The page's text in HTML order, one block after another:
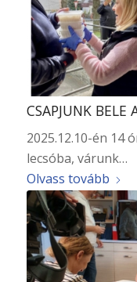
CSAPJUNK BELE
2025.12.10-én 14
lecsóba, várunk…
Olvass tovább